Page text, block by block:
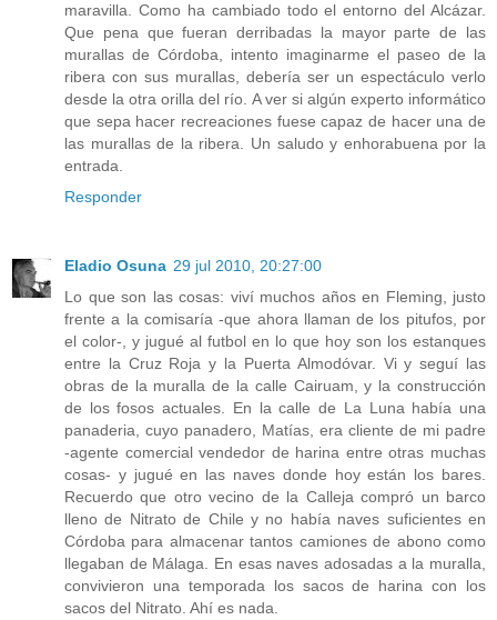
maravilla. Como ha cambiado todo el entorno del Alcázar.
Que pena que fueran derribadas la mayor parte de las
murallas de Córdoba, intento imaginarme el paseo de la
ribera con sus murallas, debería ser un espectáculo verlo
desde la otra orilla del río. A ver si algún experto informático
que sepa hacer recreaciones fuese capaz de hacer una de
las murallas de la ribera. Un saludo y enhorabuena por la
entrada.
Responder
Eladio Osuna 29 jul 2010, 20:27:00
Lo que son las cosas: viví muchos años en Fleming, justo
frente a la comisaría -que ahora llaman de los pitufos, por
el color-, y jugué al futbol en lo que hoy son los estanques
entre la Cruz Roja y la Puerta Almodóvar. Vi y seguí las
obras de la muralla de la calle Cairuam, y la construcción
de los fosos actuales. En la calle de La Luna había una
panaderia, cuyo panadero, Matías, era cliente de mi padre
-agente comercial vendedor de harina entre otras muchas
cosas- y jugué en las naves donde hoy están los bares.
Recuerdo que otro vecino de la Calleja compró un barco
lleno de Nitrato de Chile y no había naves suficientes en
Córdoba para almacenar tantos camiones de abono como
llegaban de Málaga. En esas naves adosadas a la muralla,
convivieron una temporada los sacos de harina con los
sacos del Nitrato. Ahí es nada.